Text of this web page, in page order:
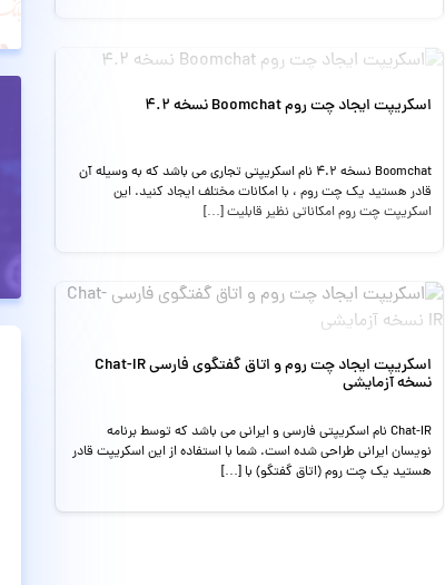
اسکریپت ایجاد چت روم Boomchat نسخه 4.2
Boomchat نسخه 4.2 نام اسکریپتی تجاری می باشد که به وسیله آن
قادر هستید یک چت روم ، با امکانات مختلف ایجاد کنید. این
اسکریپت چت روم امکاناتی نظیر قابلیت […]
اسکریپت ایجاد چت روم و اتاق گفتگوی فارسی Chat-IR
نسخه آزمایشی
Chat-IR نام اسکریپتی فارسی و ایرانی می باشد که توسط برنامه
نویسان ایرانی طراحی شده است. شما با استفاده از این اسکریپت قادر
هستید یک چت روم (اتاق گفتگو) با […]